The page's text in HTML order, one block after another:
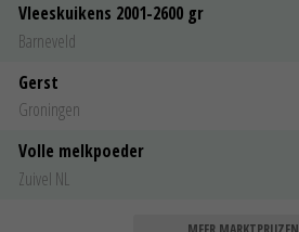
Vleeskuikens 2001-2600 gr
Barneveld
Gerst
Groningen
Volle melkpoeder
Zuivel NL